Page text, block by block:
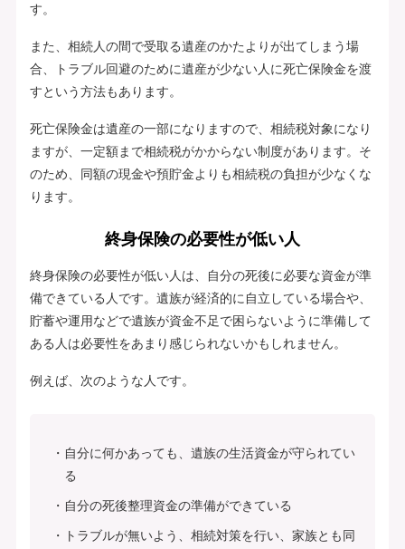
す。
また、相続人の間で受取る遺産のかたよりが出てしまう場
合、トラブル回避のために遺産が少ない人に死亡保険金を渡
すという方法もあります。
死亡保険金は遺産の一部になりますので、相続税対象になり
ますが、一定額まで相続税がかからない制度があります。そ
のため、同額の現金や預貯金よりも相続税の負担が少なくな
ります。
終身保険の必要性が低い人
終身保険の必要性が低い人は、自分の死後に必要な資金が準
備できている人です。遺族が経済的に自立している場合や、
貯蓄や運用などで遺族が資金不足で困らないように準備して
ある人は必要性をあまり感じられないかもしれません。
例えば、次のような人です。
自分に何かあっても、遺族の生活資金が守られてい
る
自分の死後整理資金の準備ができている
トラブルが無いよう、相続対策を行い、家族とも同